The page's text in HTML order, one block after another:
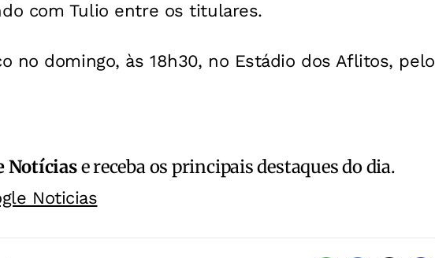
com Tulio entre os titulares.
no domingo, às 18h30, no Estádio dos Aflitos, pelo
Notíciase receba os principais destaques do dia.
Noticias